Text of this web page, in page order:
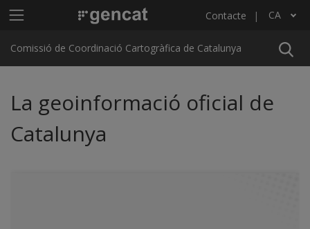
Menú principal C4 Contacte CA
Llista les accions addicionals
Comissió de Coordinació Cartogràfica de Catalunya
La geoinformació oficial de
Catalunya